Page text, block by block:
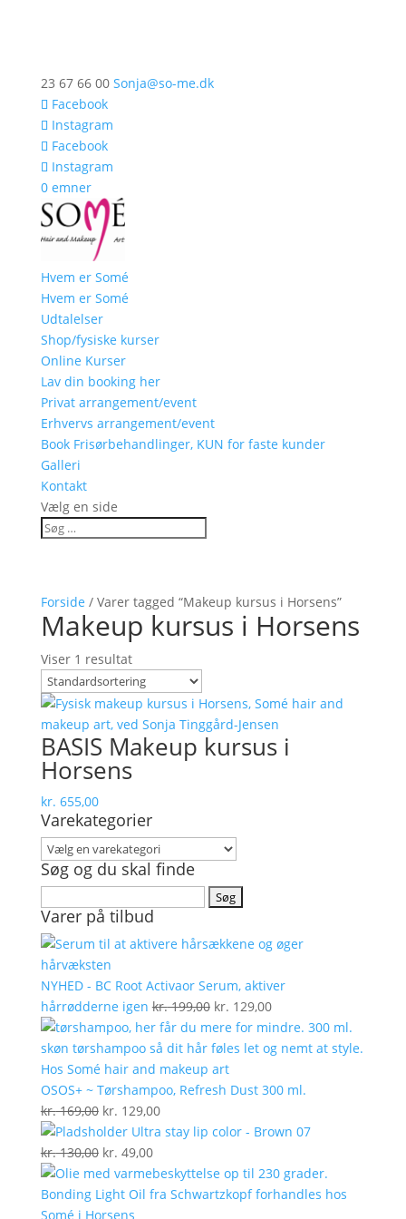
23 67 66 00 Sonja@so-me.dk
Facebook
Instagram
Facebook
Instagram
0 emner
Hvem er Somé
Hvem er Somé
Udtalelser
Shop/fysiske kurser
Online Kurser
Lav din booking her
Privat arrangement/event
Erhvervs arrangement/event
Book Frisørbehandlinger, KUN for faste kunder
Galleri
Kontakt
Vælg en side
Forside / Varer tagged “Makeup kursus i Horsens”
Makeup kursus i Horsens
Viser 1 resultat
BASIS Makeup kursus i
Horsens
kr. 655,00
Varekategorier
Søg og du skal finde
efter:
Varer på tilbud
NYHED - BC Root Activaor Serum, aktiver
hårrødderne igen kr.199,00 Den
oprindelige
pris
var:
kr. 199,00.
kr. 129,00Den
aktuelle
pris
kr. 129,00.
OSOS+ ~ Tørshampoo, Refresh Dust 300 ml.
kr.169,00 Den
oprindelige
pris
var:
kr. 169,00.
kr. 129,00Den
aktuelle
er:
kr. 129,00.
Ultra stay lip color - Brown 07
kr.130,00 Den
oprindelige
pris
var:
kr. 49,00Den
aktuelle
pris